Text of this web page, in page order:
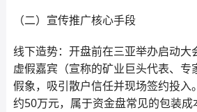
（二）宣传推广核心手段
线下造势：开盘前在三亚举办启动大
虚假嘉宾（宣称的矿业巨头代表、专
假象，吸引散户信任并现场签约投入
约50万元，属于资金盘常见的包装